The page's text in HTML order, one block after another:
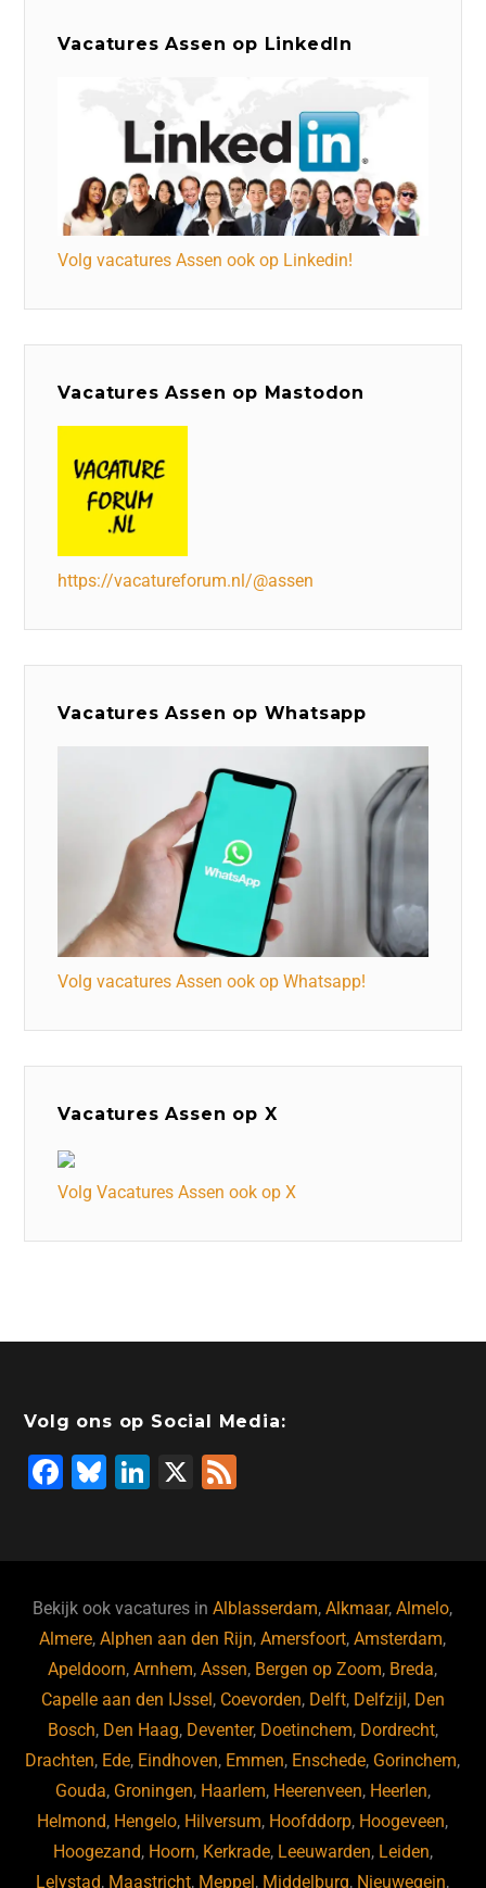
Vacatures Assen op LinkedIn
Volg vacatures Assen ook op Linkedin!
Vacatures Assen op Mastodon
https://vacatureforum.nl/@assen
Vacatures Assen op Whatsapp
Volg vacatures Assen ook op Whatsapp!
Vacatures Assen op X
Volg Vacatures Assen ook op X
Volg ons op Social Media:
F
b
o
o
k
Bl
ky
Li
dI
n
X
Bekijk ook vacatures inAlblasserdam,Alkmaar,Almelo,
Almere,Alphen aan den Rijn,Amersfoort,Amsterdam,
Apeldoorn,Arnhem,Assen, Bergen op Zoom, Breda,
Capelle aan den IJssel, Coevorden, Delft, Delfzijl, Den
Bosch, Den Haag, Deventer, Doetinchem, Dordrecht,
Drachten, Ede, Eindhoven, Emmen, Enschede, Gorinchem,
Gouda, Groningen, Haarlem, Heerenveen, Heerlen,
Helmond, Hengelo, Hilversum, Hoofddorp, Hoogeveen,
Hoogezand, Hoorn, Kerkrade, Leeuwarden, Leiden,
Lelystad, Maastricht, Meppel, Middelburg, Nieuwegein,